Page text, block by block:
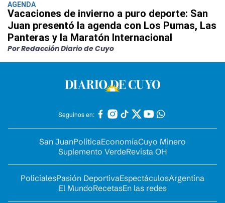
AGENDA
Vacaciones de invierno a puro deporte: San
Juan presentó la agenda con Los Pumas, Las
Panteras y la Maratón Internacional
Por Redacción Diario de Cuyo
Seguinos en:
San JuanPolíticaEconomíaCuyo Minero
Suplemento VerdeRevista OH
PolicialesPasión DeportivaEspectáculosArgentina
El MundoRecetasEn las redes